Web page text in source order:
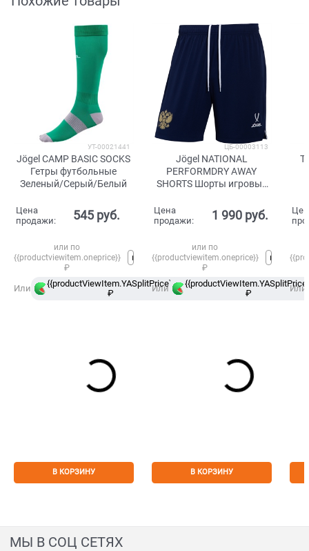
УТ-00021441
Jögel CAMP BASIC SOCKS
Гетры футбольные
Зеленый/Серый/Белый
Цена
продажи:
545 руб.
или по
{{productviewitem.oneprice}}
₽
Или
{{productViewItem.YASplitPrice}}
₽
в
Сплит
В КОРЗИНУ
ЦБ-00003113
Jögel NATIONAL
PERFORMDRY AWAY
SHORTS Шорты игровые
Цена
продажи:
1 990 руб.
или по
{{productviewitem.oneprice}}
₽
Или
₽
В КОРЗИНУ
Или
МЫ В СОЦ СЕТЯХ